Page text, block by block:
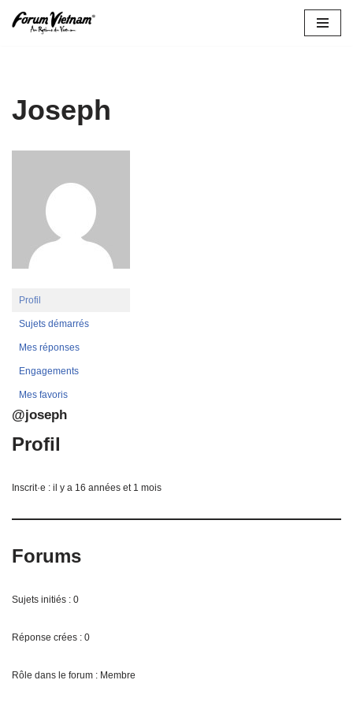
Joseph
Profil
Sujets démarrés
Mes réponses
Engagements
Mes favoris
@joseph
Profil
Inscrit·e : il y a 16 années et 1 mois
Forums
Sujets initiés : 0
Réponse crées : 0
Rôle dans le forum : Membre